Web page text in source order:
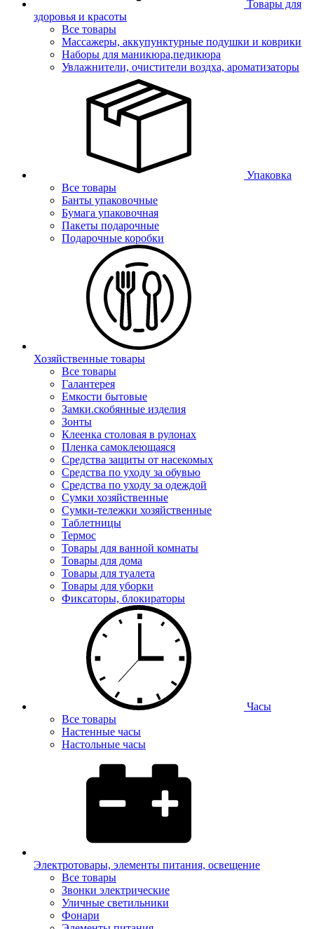
Товары для
здоровья и красоты
Все товары
Массажеры, аккупунктурные подушки и коврики
Наборы для маникюра,педикюра
Увлажнители, очистители воздха, ароматизаторы
Упаковка
Все товары
Банты упаковочные
Бумага упаковочная
Пакеты подарочные
Подарочные коробки
Хозяйственные товары
Все товары
Галантерея
Емкости бытовые
Замки.скобянные изделия
Зонты
Клеенка столовая в рулонах
Пленка самоклеющаяся
Средства защиты от насекомых
Средства по уходу за обувью
Средства по уходу за одеждой
Сумки хозяйственные
Сумки-тележки хозяйственные
Таблетницы
Термос
Товары для ванной комнаты
Товары для дома
Товары для туалета
Товары для уборки
Фиксаторы, блокираторы
Часы
Все товары
Настенные часы
Настольные часы
Электротовары, элементы питания, освещение
Все товары
Звонки электрические
Уличные светильники
Фонари